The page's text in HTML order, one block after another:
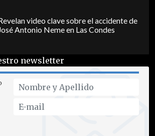
video clave sobre el accidente de
Antonio Neme en Las Condes
newsletter